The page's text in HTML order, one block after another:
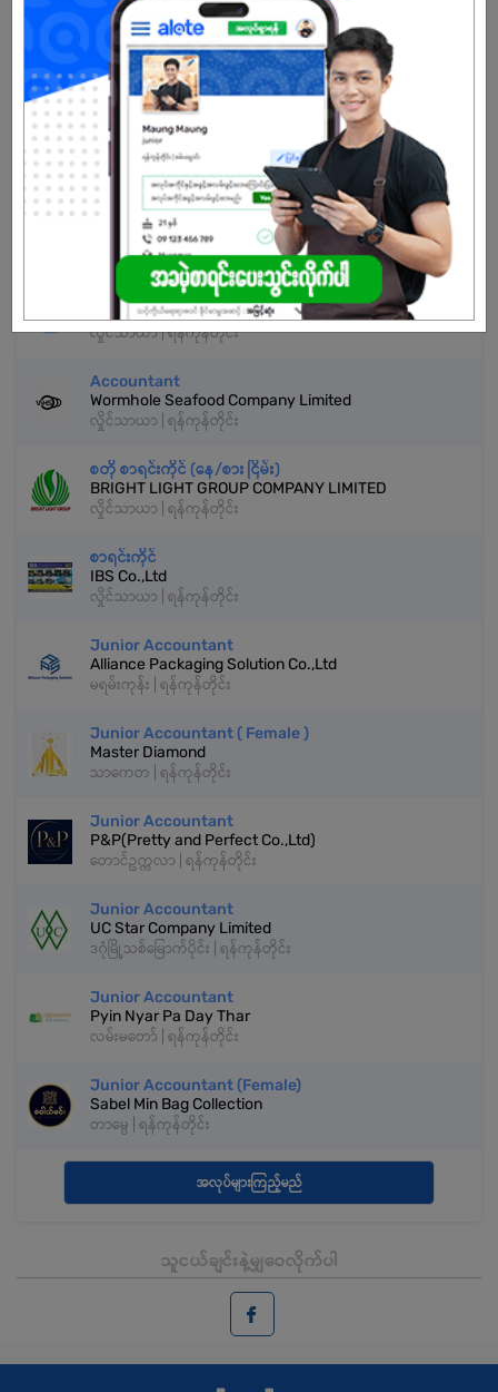
နောက်ထပ်အလားတူအလုပ်များ
Junior Accountant
Best Steel Furniture
လှိုင်သာယာ | ရန်ကုန်တိုင်း
Cashier (female)
Pann Cherry Win Co., Ltd
လှိုင်သာယာ | ရန်ကုန်တိုင်း
Cashier
Unity Paper
လှိုင်သာယာ | ရန်ကုန်တိုင်း
Accountant
Wormhole Seafood Company Limited
လှိုင်သာယာ | ရန်ကုန်တိုင်း
စတို စာရင်းကိုင် (နေ/စား ငြိမ်း)
BRIGHT LIGHT GROUP COMPANY LIMITED
လှိုင်သာယာ | ရန်ကုန်တိုင်း
စာရင်းကိုင်
IBS Co.,Ltd
လှိုင်သာယာ | ရန်ကုန်တိုင်း
Junior Accountant
Alliance Packaging Solution Co.,Ltd
မရမ်းကုန်း | ရန်ကုန်တိုင်း
Junior Accountant ( Female )
Master Diamond
သာကေတ | ရန်ကုန်တိုင်း
Junior Accountant
P&P(Pretty and Perfect Co.,Ltd)
တောင်ဥက္ကလာ | ရန်ကုန်တိုင်း
Junior Accountant
UC Star Company Limited
ဒဂုံမြို့သစ်မြောက်ပိုင်း | ရန်ကုန်တိုင်း
Junior Accountant
Pyin Nyar Pa Day Thar
လမ်းမတော် | ရန်ကုန်တိုင်း
Junior Accountant (Female)
Sabel Min Bag Collection
တာမွေ | ရန်ကုန်တိုင်း
အလုပ်များကြည့်မည်
သူငယ်ချင်းနဲ့မျှဝေလိုက်ပါ